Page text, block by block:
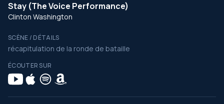
Stay (The Voice Performance)
Clinton Washington
SCÈNE / DÉTAILS
récapitulation de la ronde de bataille
ÉCOUTER SUR